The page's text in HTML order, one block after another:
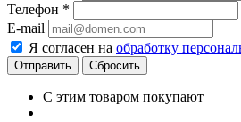
Телефон *
E-mail
Я согласен на обработку
Сбросить
С этим товаром покупают